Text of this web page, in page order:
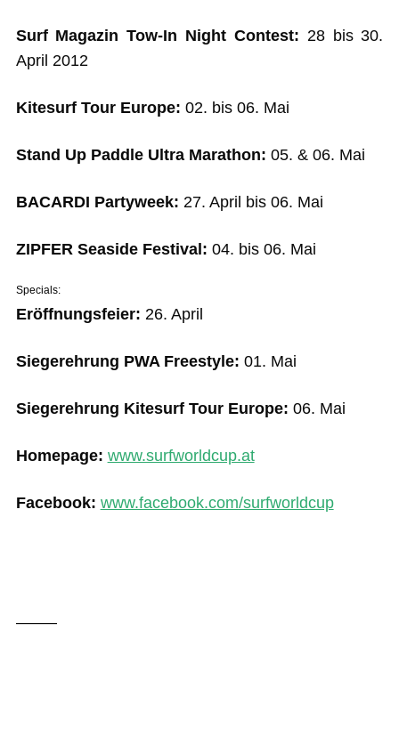
Surf Magazin Tow-In Night Contest: 28 bis 30.
April 2012
Kitesurf Tour Europe: 02. bis 06. Mai
Stand Up Paddle Ultra Marathon: 05. & 06. Mai
BACARDI Partyweek: 27. April bis 06. Mai
ZIPFER Seaside Festival: 04. bis 06. Mai
Specials:
Eröffnungsfeier: 26. April
Siegerehrung PWA Freestyle: 01. Mai
Siegerehrung Kitesurf Tour Europe: 06. Mai
Homepage: www.surfworldcup.at
Facebook: www.facebook.com/surfworldcup
——–